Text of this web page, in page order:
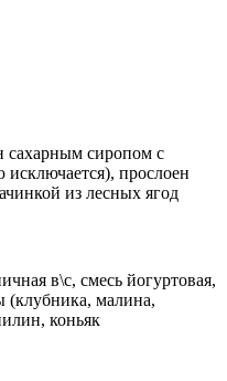
сахарным сиропом с
прослоен
из лесных ягод
в\с, смесь йогуртовая,
(клубника, малина,
коньяк